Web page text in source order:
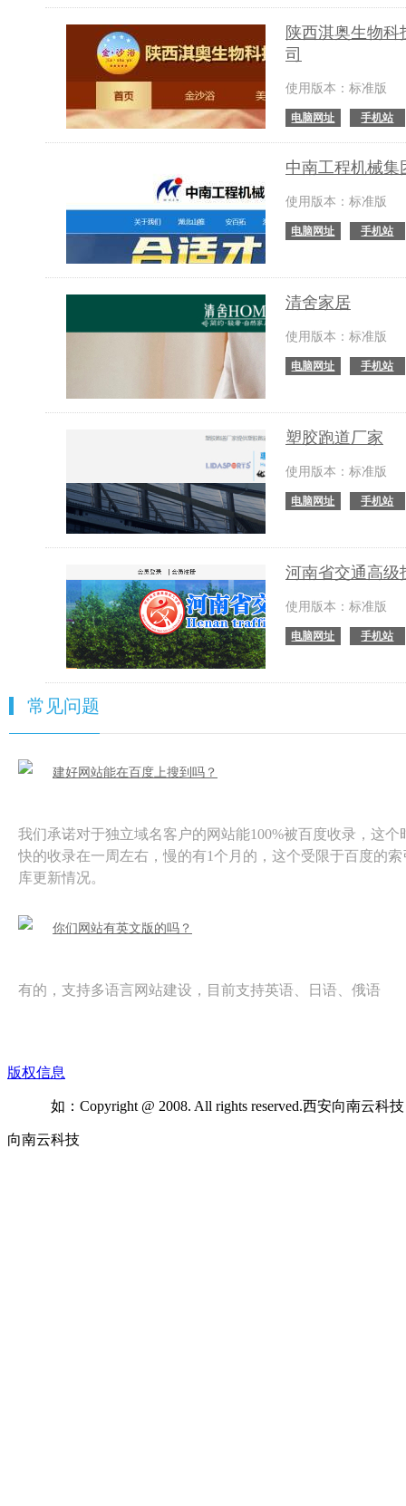
陕西淇奥生物科
司
使用版本：标准版
电脑网址 手机站
中南工程机械集
使用版本：标准版
电脑网址 手机站
清舍家居
使用版本：标准版
电脑网址 手机站
塑胶跑道厂家
使用版本：标准版
电脑网址 手机站
河南省交通高级
使用版本：标准版
电脑网址 手机站
常见问题
建好网站能在百度上搜到吗？
我们承诺对于独立域名客户的网站能100%被百度收录，这个
快的收录在一周左右，慢的有1个月的，这个受限于百度的索
库更新情况。
你们网站有英文版的吗？
有的，支持多语言网站建设，目前支持英语、日语、俄语
版权信息
如：Copyright @ 2008. All rights reserved.西安向南云科
向南云科技